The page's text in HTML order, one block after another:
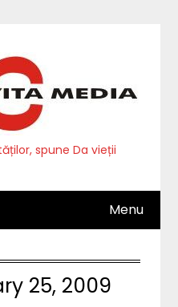
spune Da vieții
Menu
25, 2009